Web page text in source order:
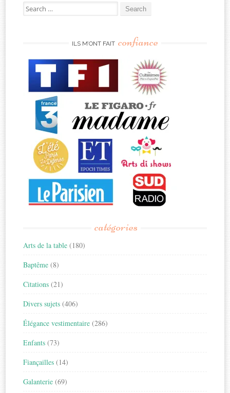
Search
for:
ILS M’ONT FAIT confiance
catégories
Arts de la table (180)
Baptême (8)
Citations (21)
Divers sujets (406)
Élégance vestimentaire (286)
Enfants (73)
Fiançailles (14)
Galanterie (69)